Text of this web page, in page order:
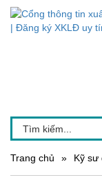
Trang chủ » Kỹ sư